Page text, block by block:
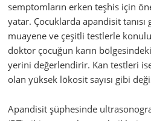
semptomların erken teşhis için
yatar. Çocuklarda apandisit
muayene ve çeşitli testlerle
doktor çocuğun karın
yerini değerlendirir. Kan testleri
olan yüksek lökosit sayısı gibi
Apandisit şüphesinde